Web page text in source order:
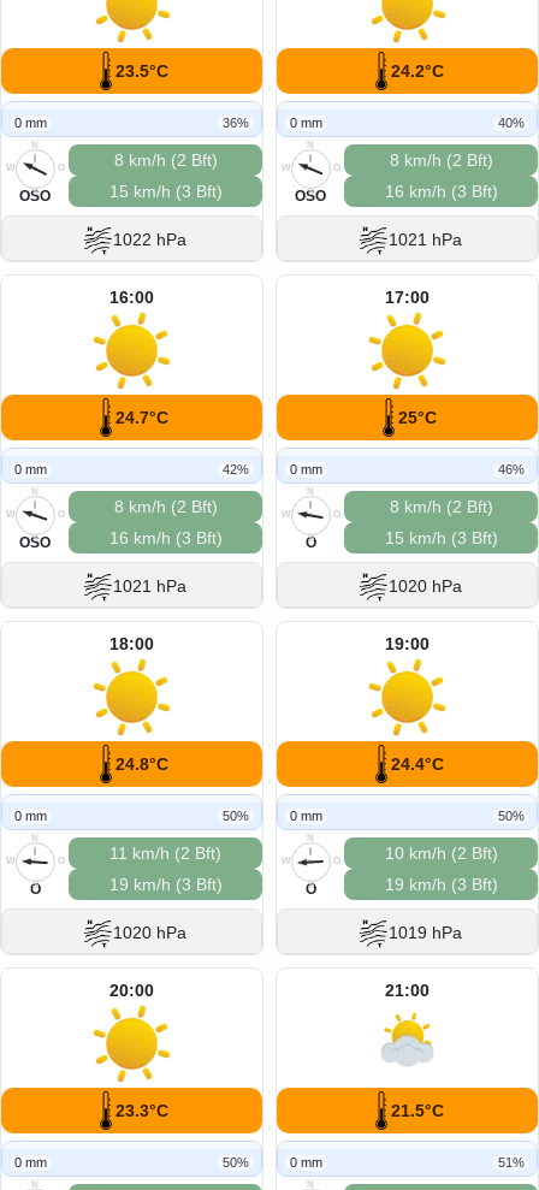
23.5°C
0 mm 36%
N
O
S
W
OSO
8 km/h (2 Bft)
15 km/h (3 Bft)
1022 hPa
24.2°C
0 mm 40%
N
O
S
W
OSO
8 km/h (2 Bft)
16 km/h (3 Bft)
1021 hPa
16:00
24.7°C
0 mm 42%
N
O
S
W
OSO
8 km/h (2 Bft)
16 km/h (3 Bft)
1021 hPa
17:00
25°C
0 mm 46%
N
O
S
W
O
8 km/h (2 Bft)
15 km/h (3 Bft)
1020 hPa
18:00
24.8°C
0 mm 50%
N
O
S
W
O
11 km/h (2 Bft)
19 km/h (3 Bft)
1020 hPa
19:00
24.4°C
0 mm 50%
N
O
S
W
O
10 km/h (2 Bft)
19 km/h (3 Bft)
1019 hPa
20:00
23.3°C
0 mm 50%
N
21:00
21.5°C
0 mm 51%
N